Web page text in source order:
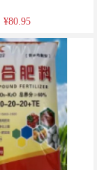
¥80.95